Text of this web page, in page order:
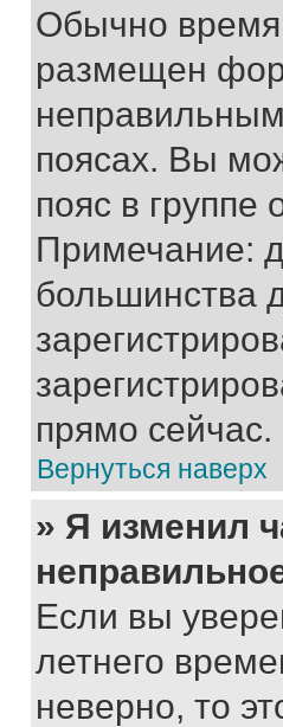
Обычно время
размещен
поясах. Вы
пояс в группе
Примечание:
большинства
прямо сейчас.
Вернуться наверх
» Я изменил
Если вы
летнего
неверно, то